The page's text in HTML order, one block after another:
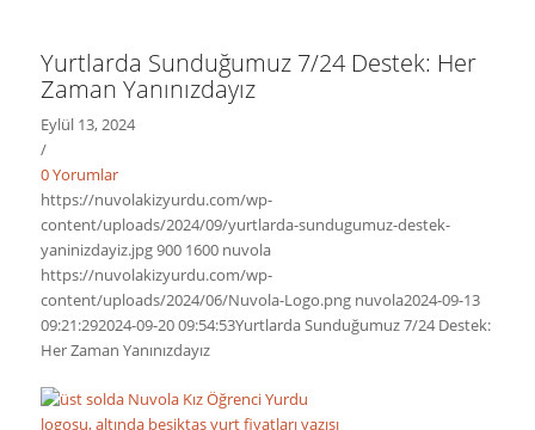
Yurtlarda Sunduğumuz 7/24 Destek: Her
Zaman Yanınızdayız
Eylül 13, 2024
/
0 Yorumlar
https://nuvolakizyurdu.com/wp-
content/uploads/2024/09/yurtlarda-sundugumuz-destek-
yaninizdayiz.jpg900 1600 nuvola
https://nuvolakizyurdu.com/wp-
content/uploads/2024/06/Nuvola-Logo.png nuvola2024-09-13
09:21:292024-09-20 09:54:53Yurtlarda Sunduğumuz 7/24 Destek:
Her Zaman Yanınızdayız